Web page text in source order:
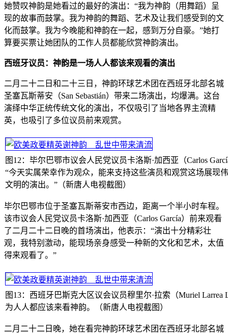
她赞叹神韵是她看过的最好的演出：“我为神韵（用舞蹈）呈
现的故事而鼓掌。我为神韵的舞蹈、艺术及让我们感受到的文
化而鼓掌。我为今晚能和神韵在一起，感到万分自豪。”她打
算要买票让她团队的工作人员都能欣赏神韵演出。
西班牙议员：神韵是一场人人都该来观看的演出
二月二十二日和二十三日，神韵环球艺术团在西班牙北部名城
圣塞瓦斯蒂安（San Sebastián）带来二场演出，均爆满。这台
演绎中华正统传统文化的演出，不仅吸引了当地各界主流精
英，也吸引了多位议员前来观赏。
图12：毕尔巴鄂市议会人民党议员卡洛斯·加西亚（Carlos
“今天实属荣幸作为观众，能来支持这些演员和观赏这场展现
文明的演出。”（新唐人电视截图）
毕尔巴鄂市位于圣塞瓦斯蒂安市西边，距离一个半小时车程。
该市议会人民党议员卡洛斯·加西亚（Carlos García）前来观看
了二月二十二日晚的首场演出，他表示：“演出十分精彩壮
观，我特别激动，能现场亲身感受一种新的文化和艺术，太值
得来观看了。”
图13：西班牙巴斯克大区议会议员穆里尔·拉索（Muriel Larrea
为人人都应该来看神韵。（新唐人电视截图）
二月二十二日晚，她在看完神韵环球艺术团在西班牙北部名城